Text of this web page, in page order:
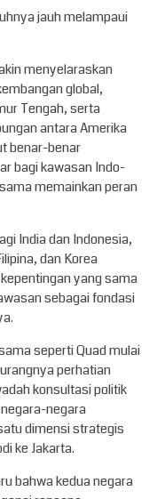
jauh melampaui
menyelaraskan
global,
Tengah, serta
antara Amerika
benar-benar
bagi kawasan Indo-
memainkan peran
India dan Indonesia,
dan Korea
yang sama
sebagai fondasi
seperti Quad mulai
perhatian
konsultasi politik
negara
dimensi strategis
ke Jakarta.
bahwa kedua negara